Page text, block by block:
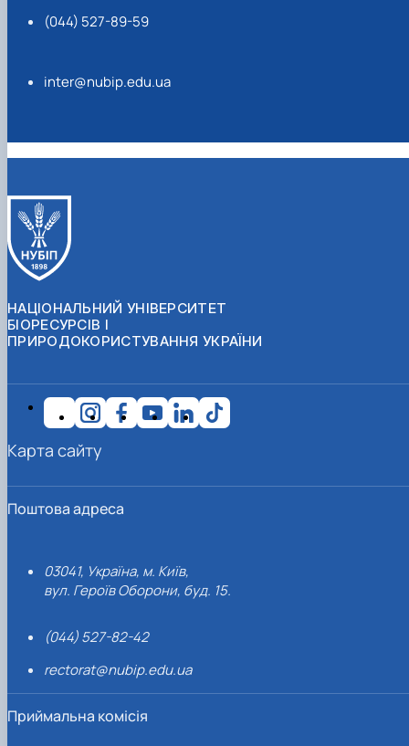
(044) 527-89-59
inter@nubip.edu.ua
НАЦІОНАЛЬНИЙ УНІВЕРСИТЕТ
БІОРЕСУРСІВ І
ПРИРОДОКОРИСТУВАННЯ УКРАЇНИ
Поштова адреса
03041, Україна, м. Київ,
вул. Героїв Оборони, буд. 15.
(044) 527-82-42
rectorat@nubip.edu.ua
Приймальна комісія
Карта сайту